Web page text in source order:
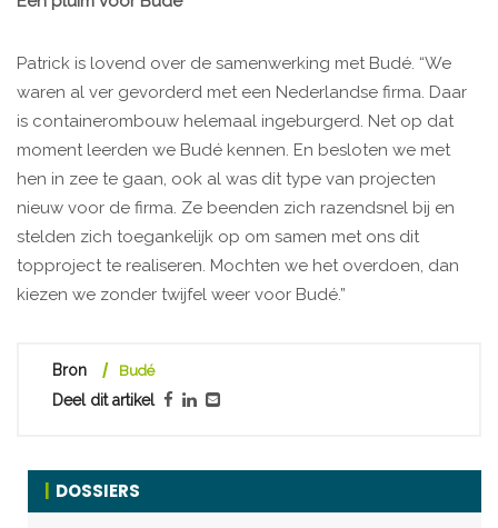
Patrick is lovend over de samenwerking met Budé. “We
waren al ver gevorderd met een Nederlandse firma. Daar
is containerombouw helemaal ingeburgerd. Net op dat
moment leerden we Budé kennen. En besloten we met
hen in zee te gaan, ook al was dit type van projecten
nieuw voor de firma. Ze beenden zich razendsnel bij en
stelden zich toegankelijk op om samen met ons dit
topproject te realiseren. Mochten we het overdoen, dan
kiezen we zonder twijfel weer voor Budé.”
Bron Budé
Deel dit artikel
DOSSIERS